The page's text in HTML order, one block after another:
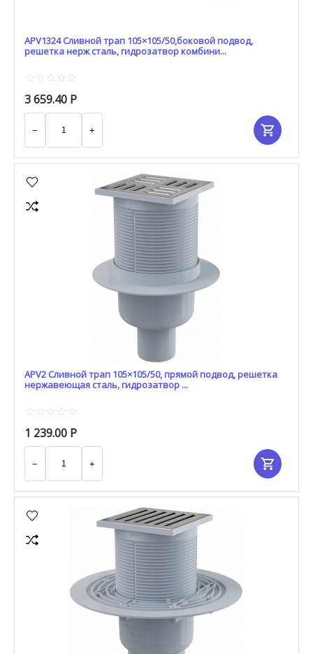
APV1324 Сливной трап 105×105/50,боковой подвод,
решетка нерж сталь, гидрозатвор комбини...
3 659.40 Р
+
−
APV2 Сливной трап 105×105/50, прямой подвод, решетка
нержавеющая сталь, гидрозатвор ...
1 239.00 Р
+
−